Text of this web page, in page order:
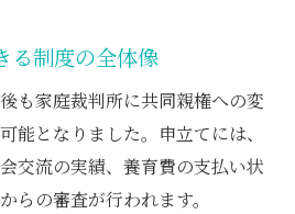
る制度の全体像
も家庭裁判所に共同親権への変
能となりました。申立てには、
交流の実績、養育費の支払い状
らの審査が行われます。